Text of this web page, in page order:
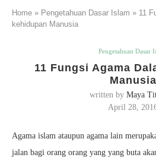
Home » Pengetahuan Dasar Islam » 11
kehidupan Manusia
Pengetahuan Dasar
11 Fungsi Agama
Manusia
written by Maya
April 28,
Agama islam ataupun agama lain
jalan bagi orang orang yang yang buta